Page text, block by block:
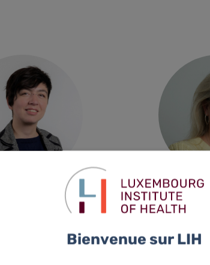
VIRGINIE
BAUS
Bienvenue sur LIH